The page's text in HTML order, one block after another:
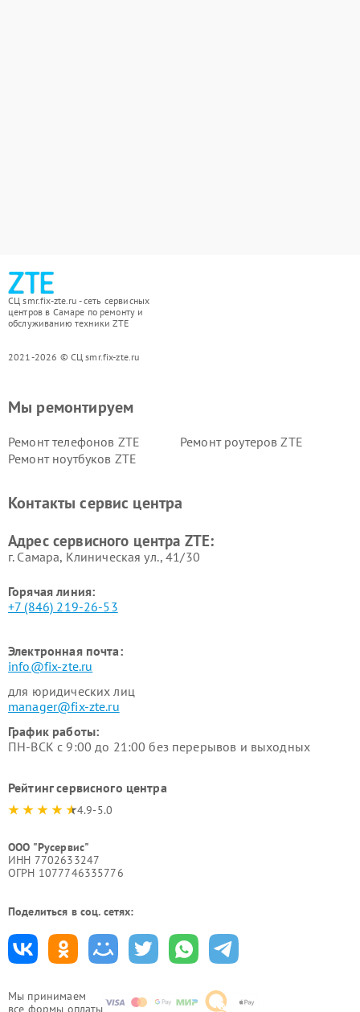
СЦ smr.fix-zte.ru - сеть сервисных
центров в Самаре по ремонту и
обслуживанию техники ZTE
2021-2026 © СЦ smr.fix-zte.ru
Мы принимаем
все формы оплаты
Мы ремонтируем
Ремонт телефонов ZTE
Ремонт роутеров ZTE
Ремонт ноутбуков ZTE
Контакты сервис центра
Адрес сервисного центра ZTE:
г. Самара, Клиническая ул., 41/30
Горячая линия:
+7 (846) 219-26-53
Электронная почта:
info@fix-zte.ru
для юридических лиц
manager@fix-zte.ru
График работы:
ПН-ВСК с 9:00 до 21:00 без перерывов и выходных
Рейтинг сервисного центра
4.9-5.0
ООО "Русервис"
ИНН 7702633247
ОГРН 1077746335776
Поделиться в соц. сетях: